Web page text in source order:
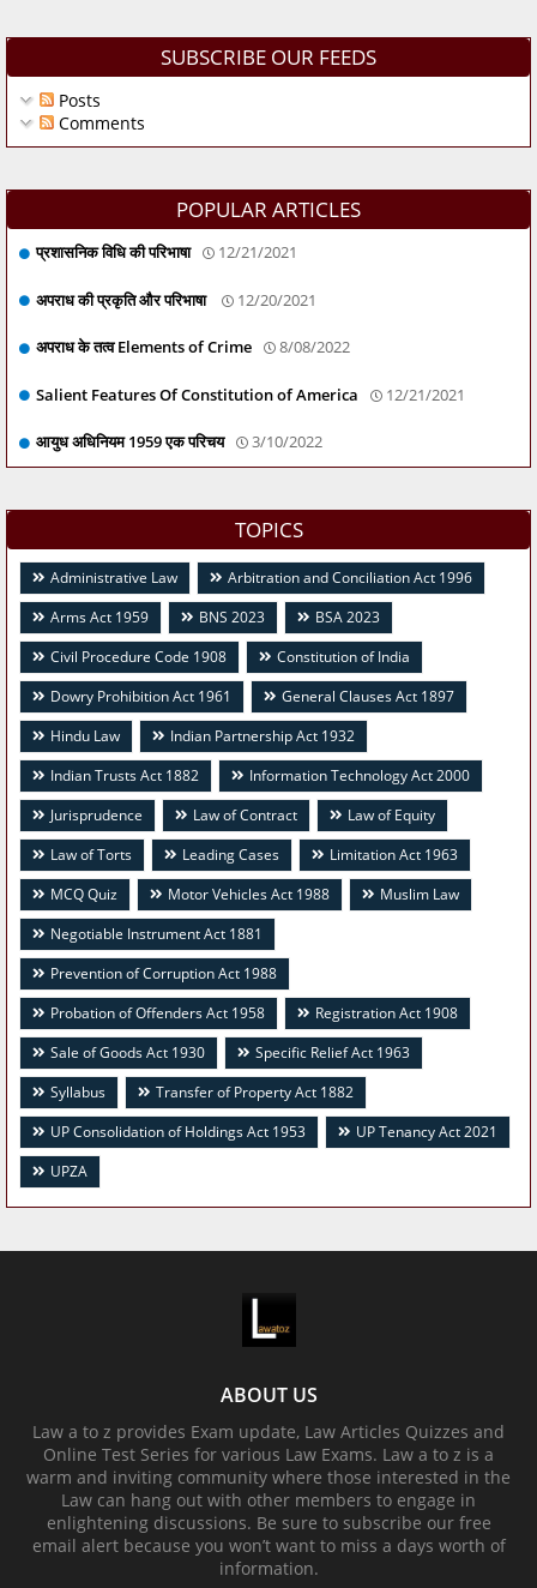
SUBSCRIBE OUR FEEDS
Posts
Comments
POPULAR ARTICLES
प्रशासनिक विधि की परिभाषा 12/21/2021
अपराध की प्रकृति और परिभाषा 12/20/2021
अपराध के तत्व Elements of Crime 8/08/2022
Salient Features Of Constitution of America 12/21/2021
आयुध अधिनियम 1959 एक परिचय 3/10/2022
TOPICS
Administrative Law
Arbitration and Conciliation Act 1996
Arms Act 1959
BNS 2023
BSA 2023
Civil Procedure Code 1908
Constitution of India
Dowry Prohibition Act 1961
General Clauses Act 1897
Hindu Law
Indian Partnership Act 1932
Indian Trusts Act 1882
Information Technology Act 2000
Jurisprudence
Law of Contract
Law of Equity
Law of Torts
Leading Cases
Limitation Act 1963
MCQ Quiz
Motor Vehicles Act 1988
Muslim Law
Negotiable Instrument Act 1881
Prevention of Corruption Act 1988
Probation of Offenders Act 1958
Registration Act 1908
Sale of Goods Act 1930
Specific Relief Act 1963
Syllabus
Transfer of Property Act 1882
UP Consolidation of Holdings Act 1953
UP Tenancy Act 2021
UPZA
ABOUT US
Law a to z provides Exam update, Law Articles Quizzes and
Online Test Series for various Law Exams. Law a to z is a
warm and inviting community where those interested in the
Law can hang out with other members to engage in
enlightening discussions. Be sure to subscribe our free
email alert because you won’t want to miss a days worth of
information.